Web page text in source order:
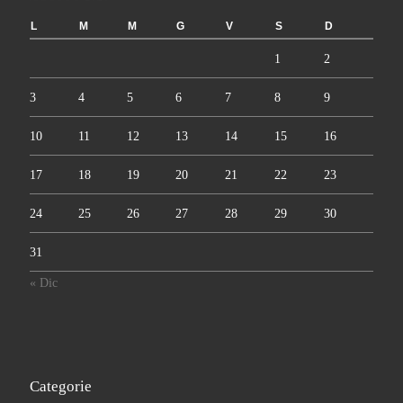
L M M G V S D
1 2
3 4 5 6 7 8 9
10 11 12 13 14 15 16
17 18 19 20 21 22 23
24 25 26 27 28 29 30
31
« Dic
Categorie